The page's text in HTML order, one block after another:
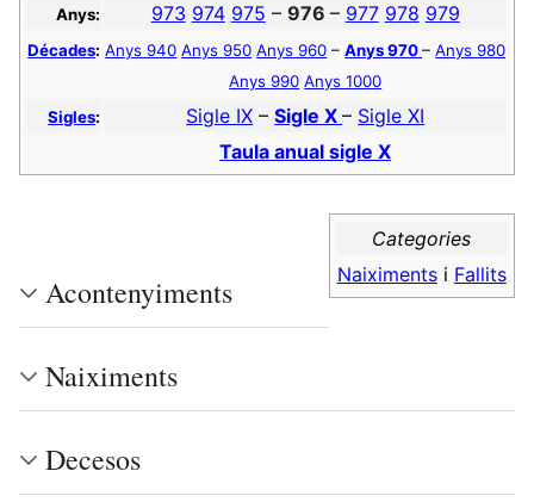
Anys: 973 974 975 – 976 – 977 978 979
Décades: Anys 940 Anys 950 Anys 960 –Anys 970–Anys 980
Anys 990 Anys 1000
Sigles: Sigle IX –Sigle X– Sigle XI
Taula anual sigle X
Categories
Naiximentsi Fallits
Acontenyiments
Naiximents
Decesos